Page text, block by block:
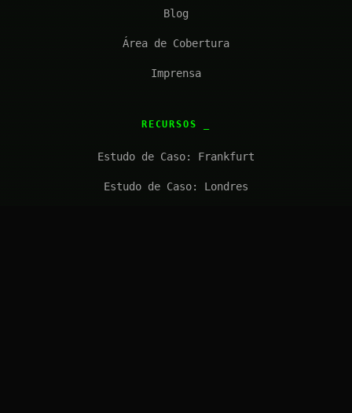
Blog
Área de Cobertura
Imprensa
RECURSOS
Estudo de Caso: Frankfurt
Estudo de Caso: Londres